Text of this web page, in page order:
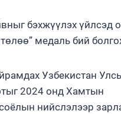
бэхжүүлэх үйлсэд
медаль бий
Узбекистан
2024 онд Хамтын
нийслэлээр